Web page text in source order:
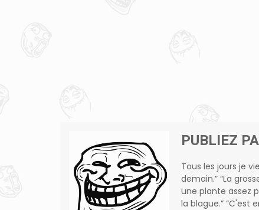
PUBLIEZ
Tous les jours je
demain.” “La
une plante assez
la blague.” “C'est